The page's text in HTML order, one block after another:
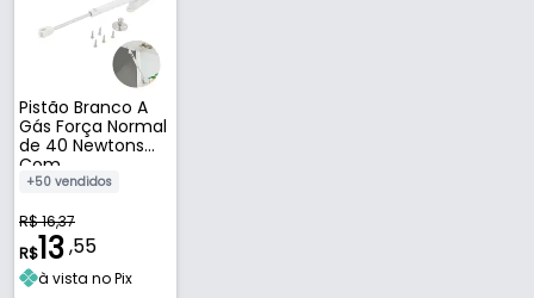
Pistão Branco A
Gás Força Normal
de 40 Newtons
Com
Amortecedor
+50 vendidos
R$ 16,37
R$13,55
à vista no Pix